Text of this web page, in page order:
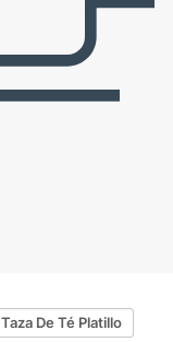
Taza De Té Platillo